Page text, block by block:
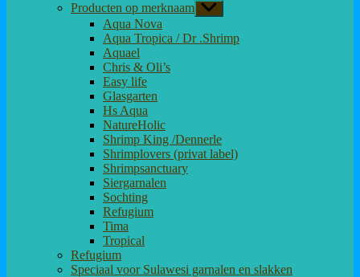
Producten op merknaam Toon
submenu
Aqua Nova
Aqua Tropica / Dr .Shrimp
Aquael
Chris & Oli’s
Easy life
Glasgarten
Hs Aqua
NatureHolic
Shrimp King /Dennerle
Shrimplovers (privat label)
Shrimpsanctuary
Siergarnalen
Sochting
Refugium
Tima
Tropical
Refugium
Speciaal voor Sulawesi garnalen en slakken